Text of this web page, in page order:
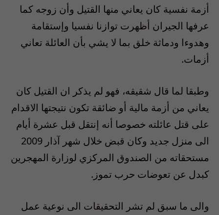
أزمة نفسية كان يعاني منها القتيل وأن زوجه كما
عرفها الجيران أظهرت توازنا نفسيا وإستقامة
وهدوءا ودماثة خلق بما لا يشي بأن العائلة تعاني
أزمات.
وطبقا لما قال شقيقه، فهو لم يذكر ان القتيل كان
يعاني من أزمة مالية أو ضائقة تكون نتيجتها الاقدام
على قتل عائلته خصوصا أنه إنتقل قبل عشرة أيام
الى منزل جديد وكان قبض خلال شهر آذار 2009
مستحقاته من الصندوق المركزي لوزارة المهجرين
كبدل عن تعوضات حرب تموز.
والى ما سبق لم تشر التحقيقات الى نوعية عمل